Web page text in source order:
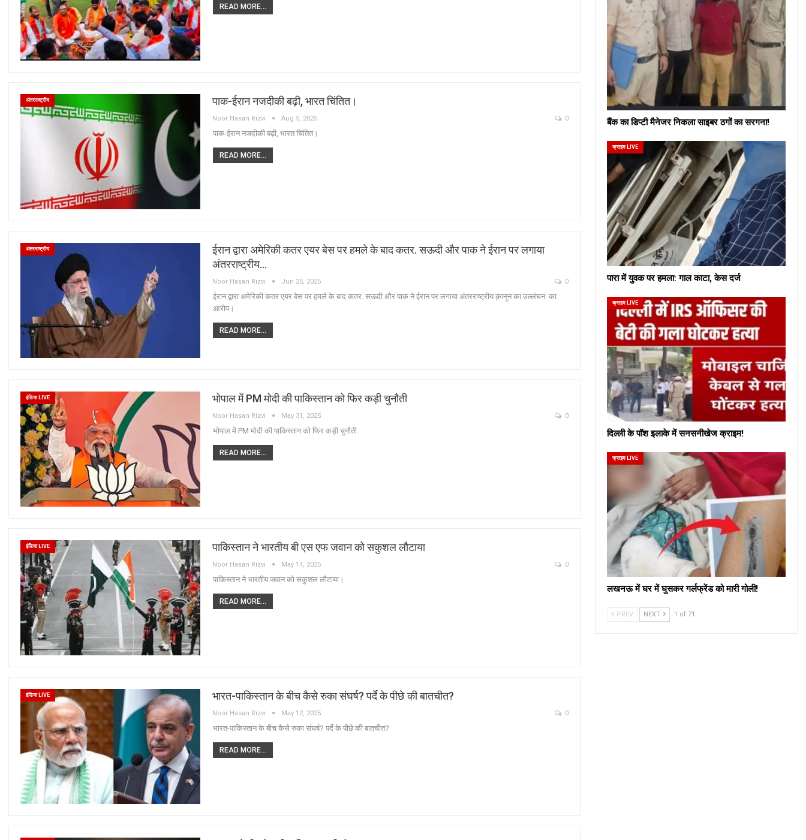
READ MORE...
अंतरराष्ट्रीय पाक-ईरान नजदीकी बढ़ी, भारत चिंतित।
Noor Hasan Rizvi Aug 5, 2025 0
पाक-ईरान नजदीकी बढ़ी, भारत चिंतित।
READ MORE...
अंतरराष्ट्रीय
ईरान द्वारा अमेरिकी कतर एयर बेस पर हमले के बाद कतर. सऊदी और पाक ने ईरान पर लगाया
अंतरराष्ट्रीय…
Noor Hasan Rizvi Jun 25, 2025 0
ईरान द्वारा अमेरिकी कतर एयर बेस पर हमले के बाद कतर. सऊदी और पाक ने ईरान पर लगाया अंतरराष्ट्रीय क़ानून का उल्लंघन का
आरोप।
READ MORE...
इंडिया LIVE भोपाल में PM मोदी की पाकिस्तान को फिर कड़ी चुनौती
Noor Hasan Rizvi May 31, 2025 0
भोपाल में PM मोदी की पाकिस्तान को फिर कड़ी चुनौती
READ MORE...
इंडिया LIVE पाकिस्तान ने भारतीय बी एस एफ जवान को सकुशल लौटाया
Noor Hasan Rizvi May 14, 2025 0
पाकिस्तान ने भारतीय जवान को सकुशल लौटाया।
READ MORE...
इंडिया LIVE भारत-पाकिस्तान के बीच कैसे रुका संघर्ष? पर्दे के पीछे की बातचीत?
Noor Hasan Rizvi May 12, 2025 0
भारत-पाकिस्तान के बीच कैसे रुका संघर्ष? पर्दे के पीछे की बातचीत?
READ MORE...
बैंक का डिप्टी मैनेजर निकला साइबर ठगों का सरगना!
क्राइम LIVE
पारा में युवक पर हमला: गाल काटा, केस दर्ज
क्राइम LIVE
दिल्ली के पॉश इलाके में सनसनीखेज क्राइम!
क्राइम LIVE
लखनऊ में घर में घुसकर गर्लफ्रेंड को मारी गोली!
PREV NEXT 1 of 71